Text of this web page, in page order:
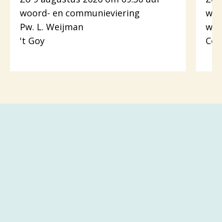
woord- en communieviering
Pw. L. Weijman
't Goy